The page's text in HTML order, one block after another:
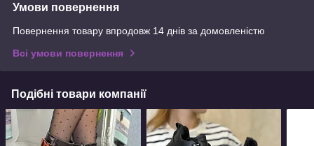
Умови повернення
Повернення товару впродовж 14 днів за домовленістю
Всі умови повернення
Подібні товари компанії